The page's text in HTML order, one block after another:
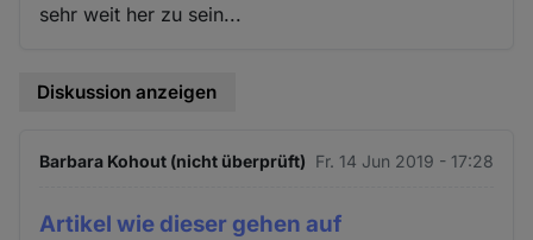
sehr weit her zu sein...
Diskussion anzeigen
Barbara Kohout (nicht überprüft) Fr. 14 Jun 2019 - 17:28
Artikel wie dieser gehen auf